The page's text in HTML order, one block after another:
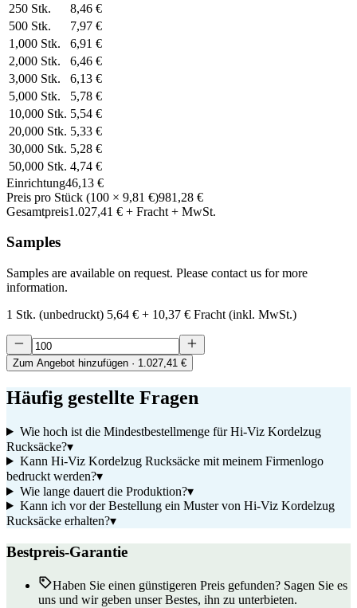
250 Stk.
8,46 €
500 Stk.
7,97 €
1,000 Stk.
6,91 €
2,000 Stk.
6,46 €
3,000 Stk.
6,13 €
5,000 Stk.
5,78 €
10,000 Stk. 5,54 €
20,000 Stk. 5,33 €
30,000 Stk. 5,28 €
50,000 Stk. 4,74 €
Einrichtung46,13 €
Preis pro Stück (100 × 9,81 €)981,28 €
Gesamtpreis1.027,41 € + Fracht + MwSt.
Samples
Samples are available on request. Please contact us for more
information.
1 Stk. (unbedruckt) 5,64 € + 10,37 € Fracht (inkl. MwSt.)
Zum Angebot hinzufügen · 1.027,41 €
Häufig gestellte Fragen
Wie hoch ist die Mindestbestellmenge für Hi-Viz Kordelzug
Rucksäcke?▾
Kann Hi-Viz Kordelzug Rucksäcke mit meinem Firmenlogo
bedruckt werden?▾
Wie lange dauert die Produktion?▾
Kann ich vor der Bestellung ein Muster von Hi-Viz Kordelzug
Rucksäcke erhalten?▾
Bestpreis-Garantie
Haben Sie einen günstigeren Preis gefunden? Sagen Sie es
uns und wir geben unser Bestes, ihn zu unterbieten.